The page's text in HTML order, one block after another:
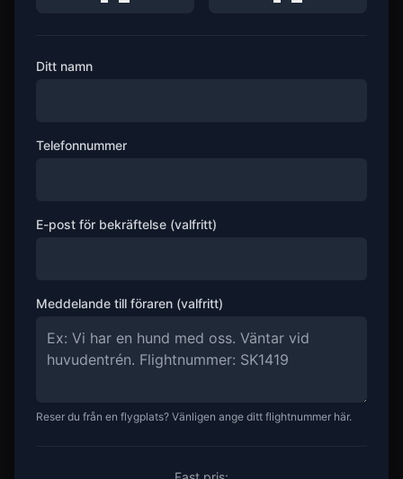
Ditt namn
Telefonnummer
E-post för bekräftelse (valfritt)
Meddelande till föraren (valfritt)
Reser du från en flygplats? Vänligen ange ditt flightnummer här.